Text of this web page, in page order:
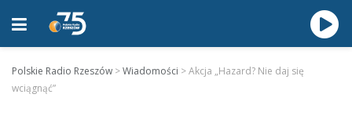
Polskie Radio Rzeszów >Wiadomości >Akcja „Hazard? Nie daj się
wciągnąć”